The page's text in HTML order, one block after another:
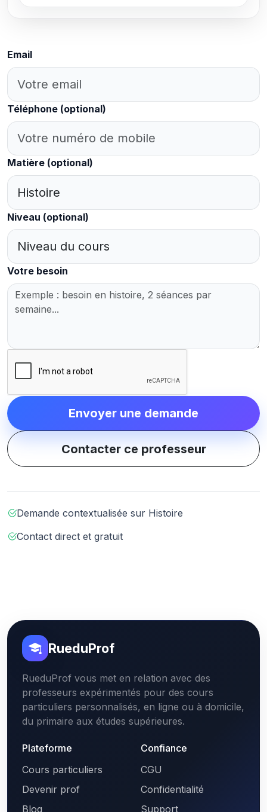
Email
Téléphone (optional)
Matière (optional)
Niveau (optional)
Votre besoin
Envoyer une demande
Contacter ce professeur
Demande contextualisée sur Histoire
Contact direct et gratuit
RueduProf
RueduProf vous met en relation avec des
professeurs expérimentés pour des cours
particuliers personnalisés, en ligne ou à domicile,
du primaire aux études supérieures.
Plateforme
Cours particuliers
Devenir prof
Blog
Confiance
CGU
Confidentialité
Support